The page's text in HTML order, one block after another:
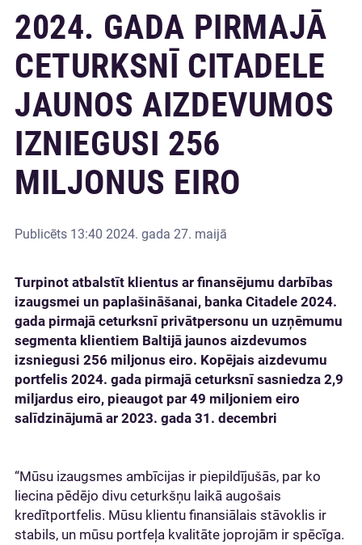
2024. GADA PIRMAJĀ
CETURKSNĪ CITADELE
JAUNOS AIZDEVUMOS
IZNIEGUSI 256
MILJONUS EIRO
Publicēts 13:40 2024. gada 27. maijā
Turpinot atbalstīt klientus ar finansējumu darbības
izaugsmei un paplašināšanai, banka Citadele 2024.
gada pirmajā ceturksnī privātpersonu un uzņēmumu
segmenta klientiem Baltijā jaunos aizdevumos
izsniegusi 256 miljonus eiro. Kopējais aizdevumu
portfelis 2024. gada pirmajā ceturksnī sasniedza 2,9
miljardus eiro, pieaugot par 49 miljoniem eiro
salīdzinājumā ar 2023. gada 31. decembri
“Mūsu izaugsmes ambīcijas ir piepildījušās, par ko
liecina pēdējo divu ceturkšņu laikā augošais
kredītportfelis. Mūsu klientu finansiālais stāvoklis ir
stabils, un mūsu portfeļa kvalitāte joprojām ir spēcīga.